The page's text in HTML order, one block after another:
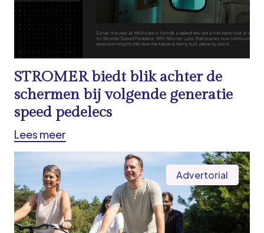
STROMER biedt blik achter de
schermen bij volgende generatie
speed pedelecs
Lees meer
Advertorial